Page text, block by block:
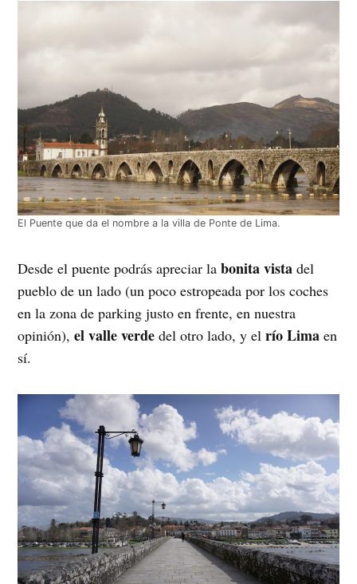
El Puente que da el nombre a la villa de Ponte de Lima.
Desde el puente podrás apreciar la bonita vista del
pueblo de un lado (un poco estropeada por los coches
en la zona de parking justo en frente, en nuestra
opinión),el valle verde del otro lado, y elrío Lima en
sí.